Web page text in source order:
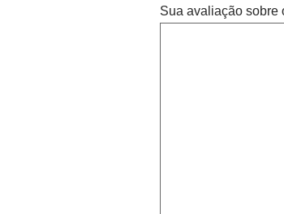
Sua avaliação sobre